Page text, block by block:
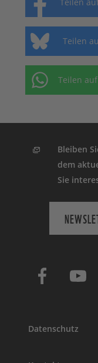
Teilen
Teilen
Teilen
Bleiben
dem
Sie
Datenschutz